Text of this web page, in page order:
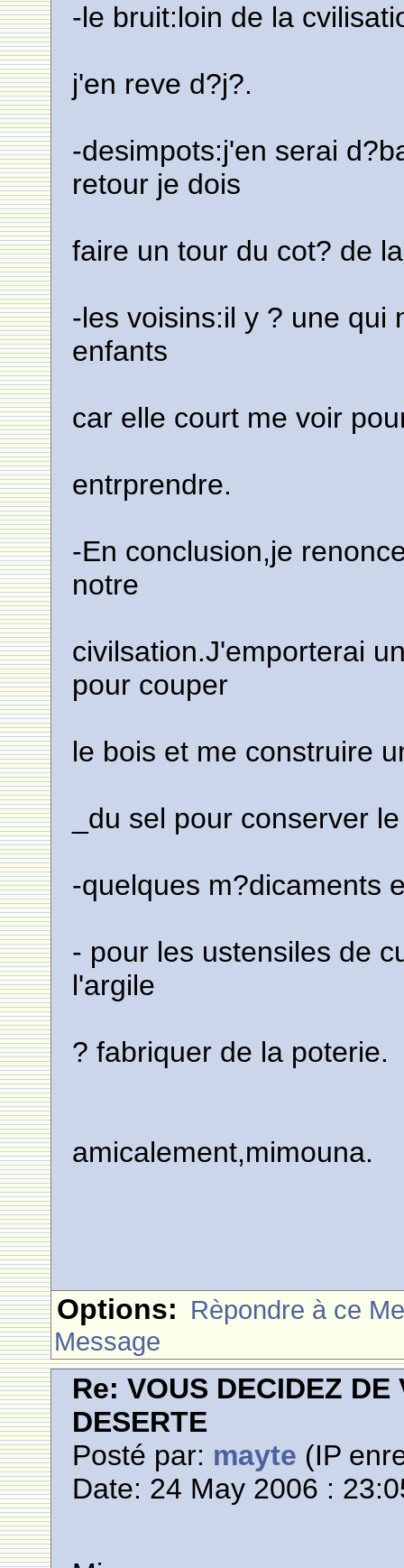
-le bruit:loin de la
j'en reve d?j?.
-desimpots:j'en serai
retour je dois
faire un tour du cot? de
-les voisins:il y ? une qui
enfants
car elle court me voir
entrprendre.
-En conclusion,je
notre
civilsation.J'emporterai
pour couper
le bois et me construire
_du sel pour conserver
-quelques m?dicaments
- pour les ustensiles de
l'argile
? fabriquer de la poterie.
amicalement,mimouna.
Options: Rèpondre à ce
Message
Re: VOUS DECIDEZ
DESERTE
Posté par: mayte (IP
Date: 24 May 2006 :